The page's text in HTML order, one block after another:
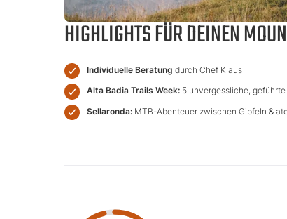
HIGHLIGHTS FÜR DEINEN
Individuelle Beratung durch Chef Klaus
Alta Badia Trails Week: 5 unvergessliche,
Sellaronda: MTB-Abenteuer zwischen Gipfeln &